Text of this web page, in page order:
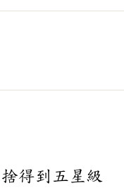
捨得到五星級